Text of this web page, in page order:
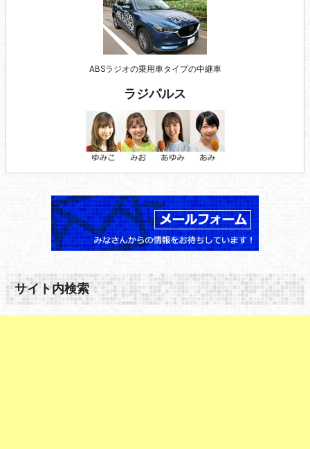
ABSラジオの乗用車タイプの中継車
ラジパルス
サイト内検索